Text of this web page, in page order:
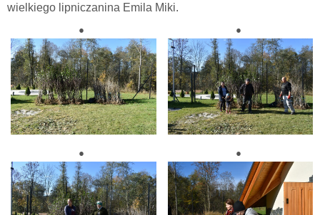
wielkiego lipniczanina Emila Miki.